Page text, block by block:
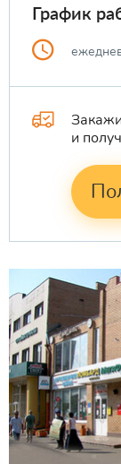
График
и